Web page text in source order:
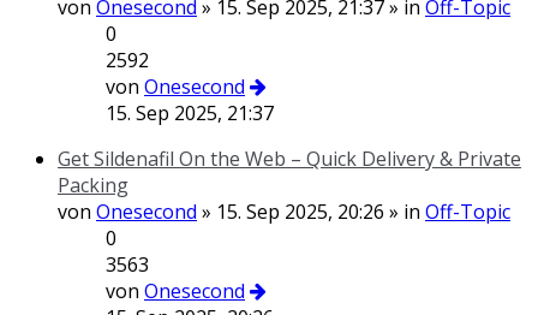
von Onesecond » 15. Sep 2025, 21:37 » in Off-Topic
0
2592
von Onesecond
15. Sep 2025, 21:37
Get Sildenafil On the Web – Quick Delivery & Private
Packing
von Onesecond » 15. Sep 2025, 20:26 » in Off-Topic
0
3563
von Onesecond